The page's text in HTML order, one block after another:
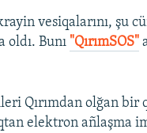
vesiqalarını, şu
oldı. Bunı "QırımSOS"
Qırımdan olğan bir
elektron añlaşma